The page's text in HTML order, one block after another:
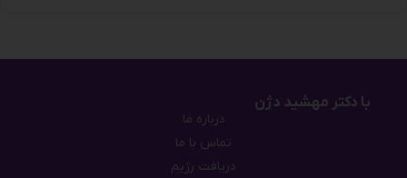
با دکتر مهشید دژن
درباره ما
تماس با ما
دریافت رژیم